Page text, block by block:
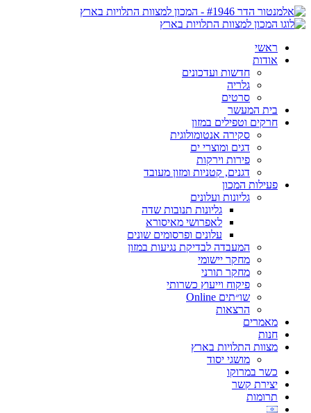
ראשי
אודות
חדשות ועדכונים
גלריה
סרטים
בית המעשר
חרקים וטפילים במזון
סקירה אנטומולוגית
דגים ומוצרי ים
פירות וירקות
דגנים, קטניות ומזון מעובד
פעילות המכון
גליונות ועלונים
גליונות תנובות שדה
לאפרושי מאיסורא
עלונים ופרסומים שונים
המעבדה לבדיקת נגיעות במזון
מחקר יישומי
מחקר תורני
פיקוח וייעוץ כשרותי
שו״תים Online
הרצאות
מאמרים
חנות
מצוות התלויות בארץ
מושגי יסוד
כשר במרוקו
יצירת קשר
תרומות